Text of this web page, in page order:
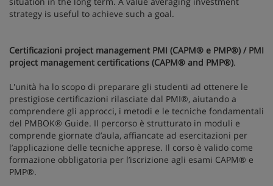
strategy is useful to achieve such a goal.
Certificazioni project management PMI (CAPM® e PMP®) / PMI
project management certifications (CAPM® and PMP®).
L'unità ha lo scopo di preparare gli studenti ad ottenere le
prestigiose certificazioni rilasciate dal PMI®, aiutando a
comprendere gli approcci, i metodi e le tecniche fondamentali
del PMBOK® Guide. Il percorso è strutturato in moduli e
comprende giornate d’aula, affiancate ad esercitazioni per
l’applicazione delle tecniche apprese. Il corso è valido come
formazione obbligatoria per l’iscrizione agli esami CAPM® e
PMP®.